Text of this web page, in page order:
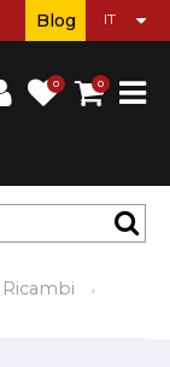
0 0
Blog
Ricambi